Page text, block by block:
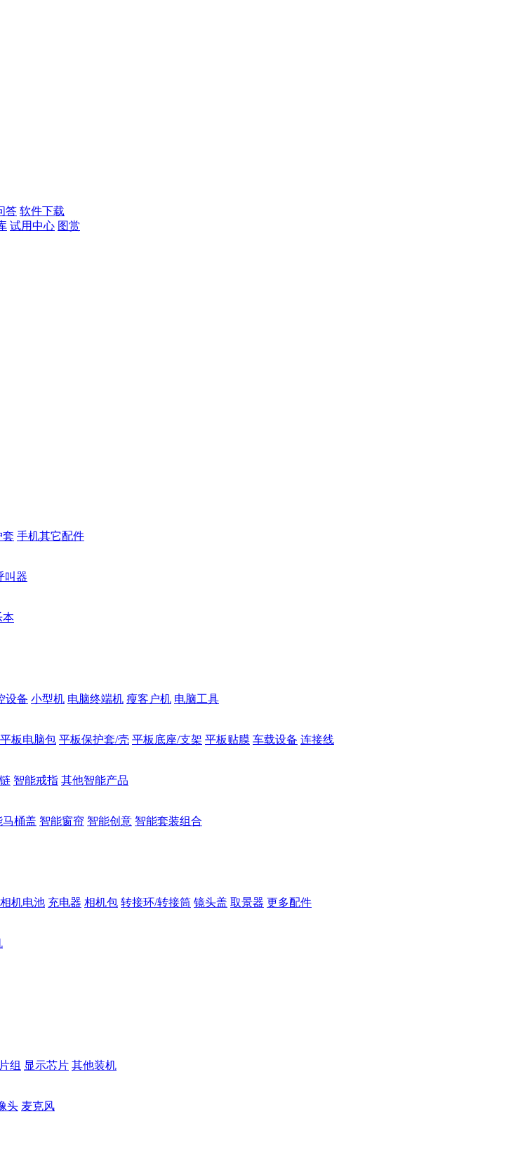
答 软件下载
试用中心 图赏
套 手机其它配件
叫器
本
设备 小型机 电脑终端机 瘦客户机 电脑工具
平板电脑包 平板保护套/壳 平板底座/支架 平板贴膜 车载设备 连接线
智能戒指 其他智能产品
马桶盖 智能窗帘 智能创意 智能套装组合
相机电池 充电器 相机包 转接环/转接筒 镜头盖 取景器 更多配件
组 显示芯片 其他装机
头 麦克风